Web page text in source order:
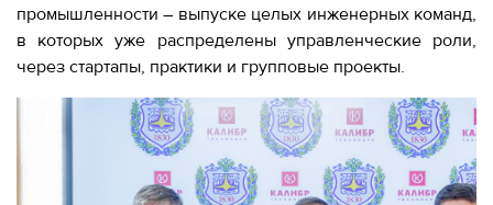
Москва,
СВАО,
ул.
Годовикова,
промышленности – выпуске целых инженерных команд,
в которых уже распределены управленческие роли,
через стартапы, практики и групповые проекты.